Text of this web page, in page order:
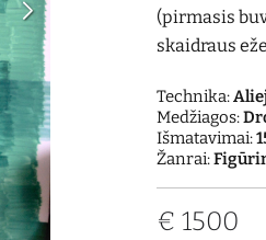
(pirmasis
skaidraus
Technika:
Medžiagos:
Išmatavimai:
Žanrai:
€ 1500